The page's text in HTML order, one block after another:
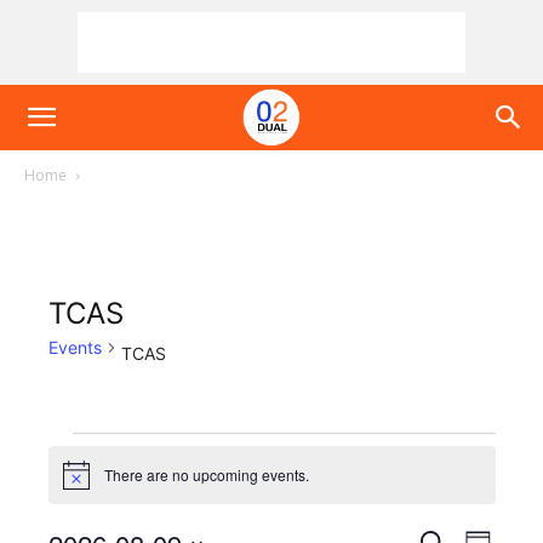
Home
TCAS
Events TCAS
Events
for
Notice There are no upcoming events.